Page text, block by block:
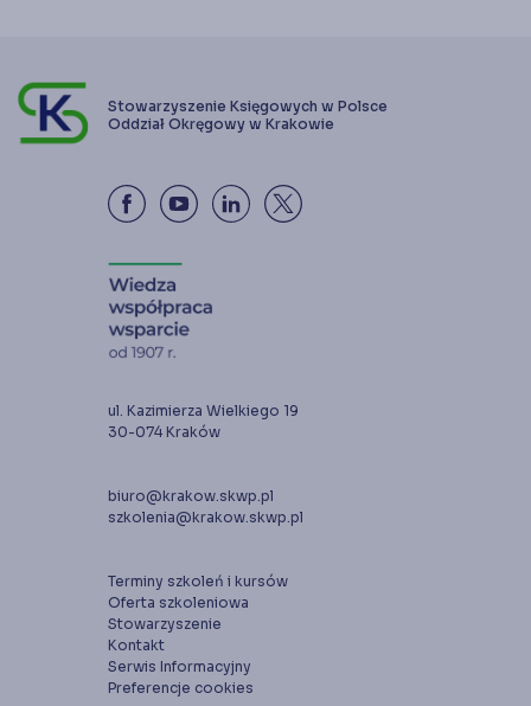
Stowarzyszenie Księgowych w Polsce
Oddział Okręgowy w Krakowie
ul. Kazimierza Wielkiego 19
30-074 Kraków
biuro@krakow.skwp.pl
szkolenia@krakow.skwp.pl
Terminy szkoleń i kursów
Oferta szkoleniowa
Stowarzyszenie
Kontakt
Serwis Informacyjny
Preferencje cookies